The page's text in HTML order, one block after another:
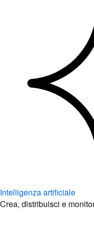
Intelligenza artificiale
Crea, distribuisci e